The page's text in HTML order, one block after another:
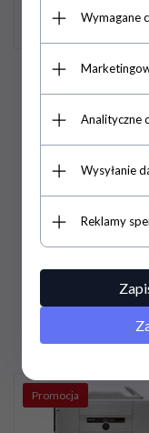
Pakowarka
komorowa
dwie listwy
mm |
36 420,30
610,00
48 560,40 PLN / 39
Promocja
Wymagane
Analityczne
Wysyłanie
Reklamy